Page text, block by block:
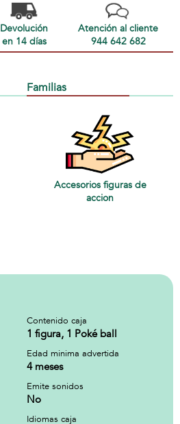
Devolución
en 14 días
Atención al cliente
944 642 682
Familias
Accesorios figuras de
accion
Contenido caja
1 figura, 1 Poké ball
Edad minima advertida
4 meses
Emite sonidos
No
Idiomas caja